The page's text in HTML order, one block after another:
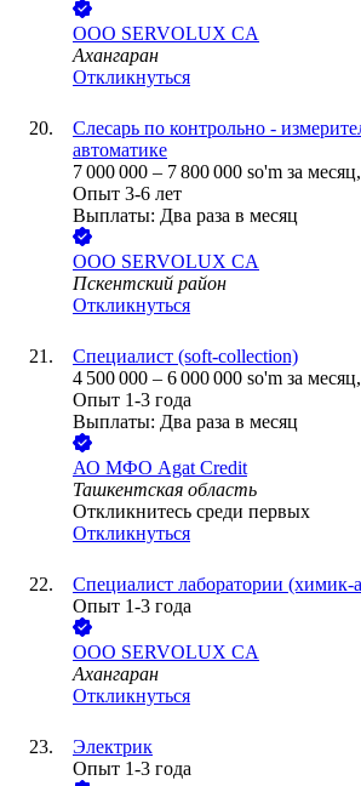
ООО SERVOLUX CA
Ахангаран
Откликнуться
Слесарь по контрольно -
автоматике
7 000 000 – 7 800 000 so'm за месяц,
Опыт 3-6 лет
Выплаты: Два раза в месяц
ООО SERVOLUX CA
Пскентский район
Откликнуться
Cпециалист (soft-collection)
4 500 000 – 6 000 000 so'm за месяц,
Опыт 1-3 года
Выплаты: Два раза в месяц
АО МФО Agat Credit
Ташкентская область
Откликнитесь среди первых
Откликнуться
Специалист лаборатории (химик-
Опыт 1-3 года
ООО SERVOLUX CA
Ахангаран
Откликнуться
Электрик
Опыт 1-3 года